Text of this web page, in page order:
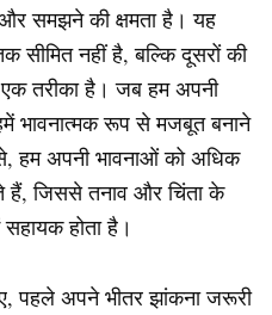
समझने की क्षमता है। यह
नहीं है, बल्कि दूसरों की
तरीका है। जब हम अपनी
भावनात्मक रूप से मजबूत बनाने
हम अपनी भावनाओं को अधिक
हैं, जिससे तनाव और चिंता के
होता है।
पहले अपने भीतर झांकना जरूरी